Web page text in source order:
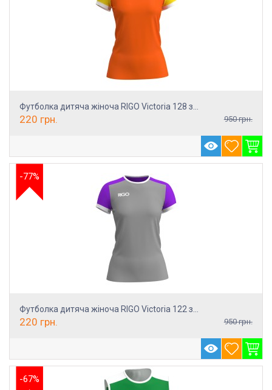
Футболка дитяча жіноча RIGO Victoria 128 з...
220 грн. 950 грн.
-77%
Футболка дитяча жіноча RIGO Victoria 122 з...
220 грн. 950 грн.
-67%